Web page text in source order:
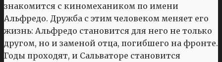
знакомится с киномехаником по имени
Альфредо. Дружба с этим человеком меняет его
жизнь: Альфредо становится для него не только
другом, но и заменой отца, погибшего на фронте.
Годы проходят, и Сальваторе становится